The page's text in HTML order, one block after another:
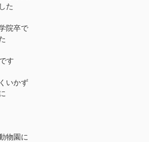
た
院卒で
す
いかず
物園に